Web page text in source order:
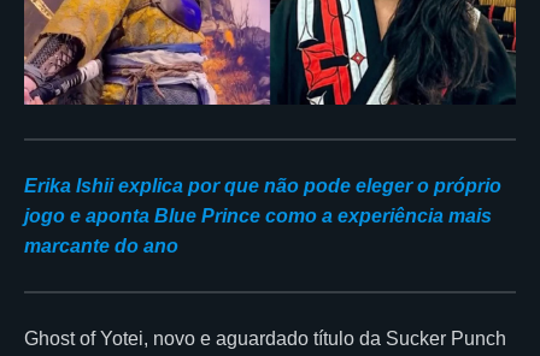
Erika Ishii explica por que não pode eleger o próprio
jogo e aponta Blue Prince como a experiência mais
marcante do ano
Ghost of Yotei, novo e aguardado título da Sucker Punch